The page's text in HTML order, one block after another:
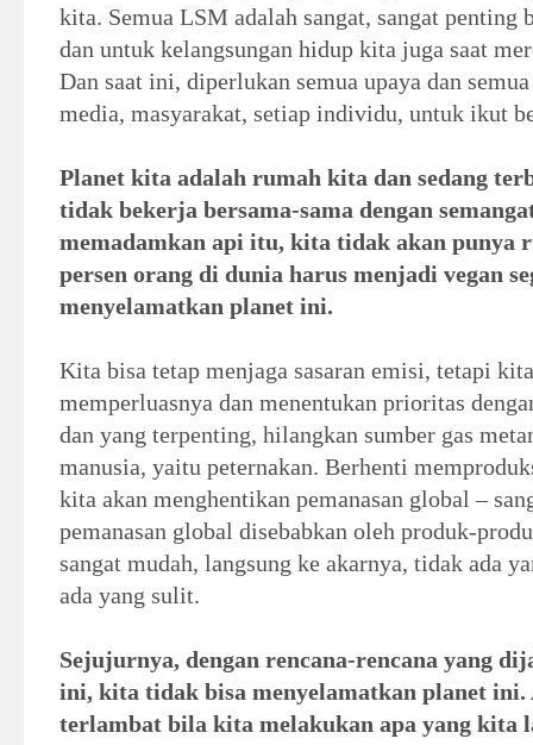
kita. Semua LSM adalah sangat, sangat penting
dan untuk kelangsungan hidup kita juga saat
Dan saat ini, diperlukan semua upaya dan
media, masyarakat, setiap individu, untuk ikut
Planet kita adalah rumah kita dan sedang
tidak bekerja bersama-sama dengan
memadamkan api itu, kita tidak akan punya
persen orang di dunia harus menjadi vegan
menyelamatkan planet ini.
Kita bisa tetap menjaga sasaran emisi, tetapi
memperluasnya dan menentukan prioritas
dan yang terpenting, hilangkan sumber gas
manusia, yaitu peternakan. Berhenti
kita akan menghentikan pemanasan global –
pemanasan global disebabkan oleh produk-
sangat mudah, langsung ke akarnya, tidak ada
ada yang sulit.
Sejujurnya, dengan rencana-rencana yang
ini, kita tidak bisa menyelamatkan planet ini.
terlambat bila kita melakukan apa yang kita